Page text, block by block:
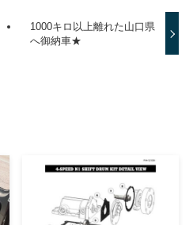
1000キロ以上離れた山口県
へ御納車★